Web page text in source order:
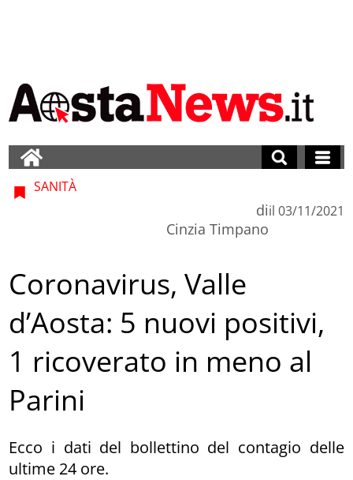
SANITÀ
di
Cinzia Timpano
il 03/11/2021
Coronavirus, Valle
d’Aosta: 5 nuovi positivi,
1 ricoverato in meno al
Parini
Ecco i dati del bollettino del contagio delle
ultime 24 ore.